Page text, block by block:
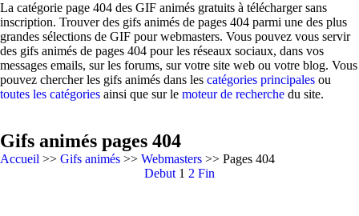
La catégorie page 404 des GIF animés gratuits à télécharger sans
inscription. Trouver des gifs animés de pages 404 parmi une des plus
grandes sélections de GIF pour webmasters. Vous pouvez vous servir
des gifs animés de pages 404 pour les réseaux sociaux, dans vos
messages emails, sur les forums, sur votre site web ou votre blog. Vous
pouvez chercher les gifs animés dans les catégories principales ou
toutes les catégories ainsi que sur le moteur de recherche du site.
Gifs animés pages 404
Accueil >> Gifs animés >> Webmasters >> Pages 404
Debut 1 2 Fin